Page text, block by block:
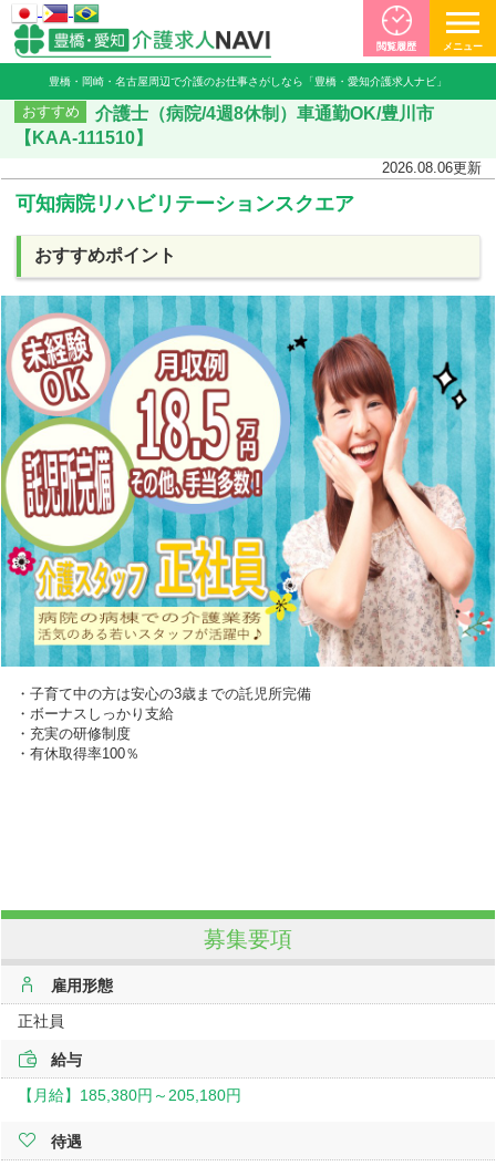
豊橋・岡崎・名古屋周辺で介護のお仕事さがしなら「豊橋・愛知介護求人ナビ」
閲覧履歴 メニュー
おすすめ
介護士（病院/4週8休制）車通勤OK/豊川市
【KAA-111510】
2026.08.06更新
可知病院リハビリテーションスクエア
おすすめポイント
・子育て中の方は安心の3歳までの託児所完備
・ボーナスしっかり支給
・充実の研修制度
・有休取得率100％
募集要項
雇用形態
正社員
給与
【月給】 185,380円～ 205,180円
待遇